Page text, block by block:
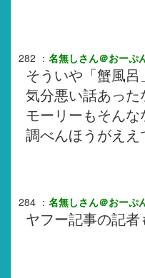
282 ： 名無しさん＠おーぷ
そういや「蟹風
気分悪い話あった
モーリーもそん
調べんほうがええ
284 ： 名無しさん＠おーぷ
ヤフー記事の記